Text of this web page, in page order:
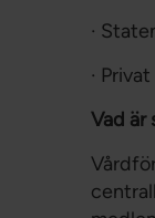
·
·
Vad är